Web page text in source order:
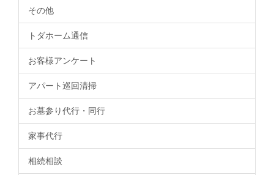
その他
トダホーム通信
お客様アンケート
アパート巡回清掃
お墓参り代行・同行
家事代行
相続相談